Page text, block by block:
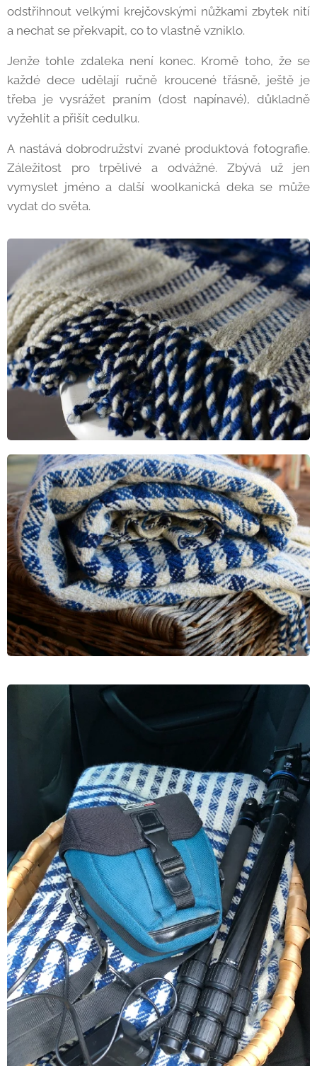
odstřihnout velkými krejčovskými nůžkami zbytek nití
a nechat se překvapit, co to vlastně vzniklo.
Jenže tohle zdaleka není konec. Kromě toho, že se
každé dece udělají ručně kroucené třásně, ještě je
třeba je vysrážet praním (dost napínavé), důkladně
vyžehlit a přišít cedulku.
A nastává dobrodružství zvané produktová fotografie.
Záležitost pro trpělivé a odvážné. Zbývá už jen
vymyslet jméno a další woolkanická deka se může
vydat do světa.